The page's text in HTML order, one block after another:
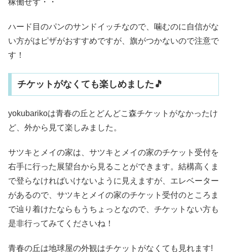
稼働せず・・
ハード目のパンのサンドイッチなので、噛むのに自信がな
い方がはピザがおすすめですが、旗がつかないので注意で
す！
チケットがなくても楽しめました🎵
yokubarikoは青春の丘とどんどこ森チケットがなかったけ
ど、外から見て楽しみました。
サツキとメイの家は、サツキとメイの家のチケット受付を
右手に行った展望台から見ることができます。結構高くま
で登らなければいけないように見えますが、エレベーター
があるので、サツキとメイの家のチケット受付のところま
で辿り着けたならもうちょっとなので、チケットない方も
是非行ってみてくださいね！
青春の丘は地球屋の外観はチケットがなくても見れます!